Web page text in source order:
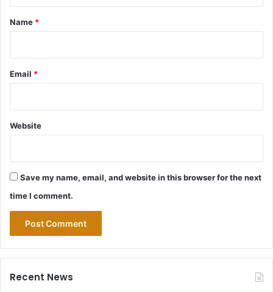
*
Name *
Email *
Website
Save my name, email, and website in this browser for the next
time I comment.
Recent News